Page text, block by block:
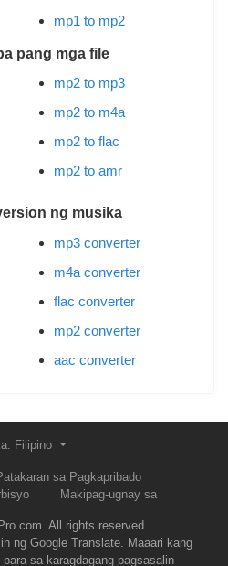
mp1 to mp2
pang mga file
mp2 to mp3
mp2 to m4a
mp2 to flac
mp2 to amr
ng musika
mp3 converter
m4a converter
flac converter
mp2 converter
aac converter
Filipino
sa Pagkapribado
Makipag-ugnay sa
All rights reserved.
ng Google Translate. Maaari kang
sa karagdagang pagsasalin